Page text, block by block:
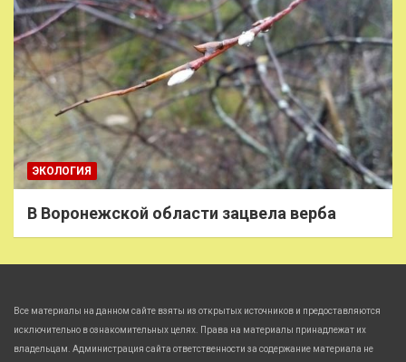
ЭКОЛОГИЯ
В Воронежской области зацвела верба
Все материалы на данном сайте взяты из открытых источников и предоставляются
исключительно в ознакомительных целях. Права на материалы принадлежат их
владельцам. Администрация сайта ответственности за содержание материала не